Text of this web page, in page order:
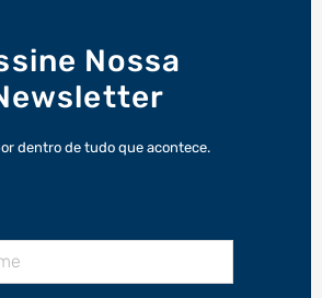
Nossa
dentro de tudo que acontece.